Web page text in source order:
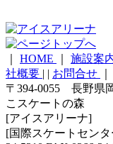
HOME 施設案
社概要 | | お問合せ
〒394-0055 長野県
こスケートの森
[アイスアリーナ]
[国際スケートセン